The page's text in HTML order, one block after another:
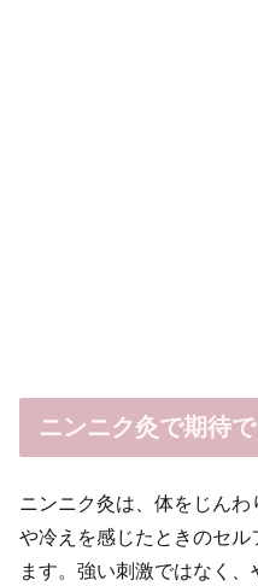
ニンニク灸で期待
ニンニク灸は、体をじん
や冷えを感じたときのセ
ます。強い刺激ではなく